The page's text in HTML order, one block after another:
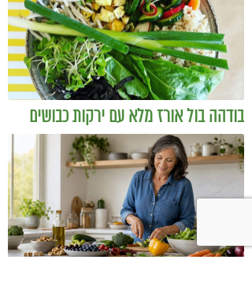
בודהה בול אורז מלא עם ירקות כבושים
ומקושקשת טופו